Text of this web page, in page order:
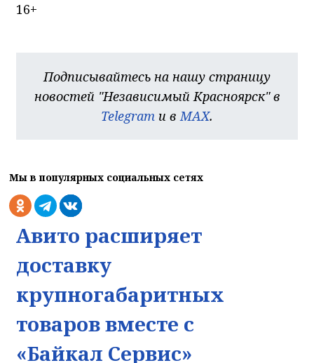
16+
Подписывайтесь на нашу страницу
новостей "Независимый Красноярск" в
Telegram и вMAX.
Мы в популярных социальных сетях
Авито расширяет
доставку
крупногабаритных
товаров вместе с
«Байкал Сервис»
На сайте используется веб-
Для обеспечения оптимальной работы, анализа
использования и улучшения пользовательского опыта на